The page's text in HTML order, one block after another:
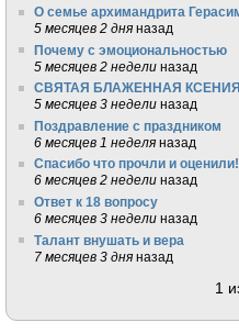
О семье архимандрита
5 месяцев 2 дня назад
Почему с эмоциональностью
5 месяцев 2 недели назад
СВЯТАЯ БЛАЖЕННАЯ КСЕНИЯ
5 месяцев 3 недели назад
Поздравление с праздником
6 месяцев 1 неделя назад
Спасибо что прочли и оценили!
6 месяцев 2 недели назад
Ответ к 18 вопросу
6 месяцев 3 недели назад
Талант внушать и вера
7 месяцев 3 дня назад
1